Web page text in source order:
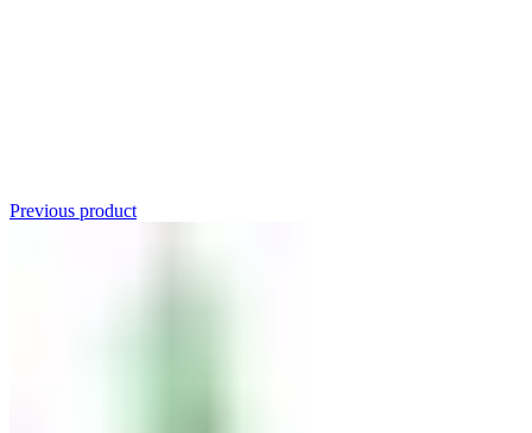
Previous product